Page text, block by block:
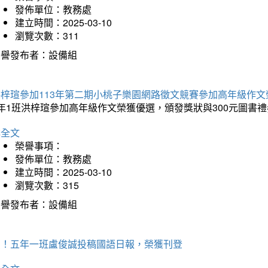
發佈單位：教務處
建立時間：2025-03-10
瀏覽次數：311
發布者：設備組
瑄參加113年第二期小桃子樂園網路徵文競賽參加高年級作
1班洪梓瑄參加高年級作文榮獲優選，頒發獎狀與300元圖書
文
榮譽事項：
發佈單位：教務處
建立時間：2025-03-10
瀏覽次數：315
發布者：設備組
五年一班盧俊誠投稿國語日報，榮獲刊登